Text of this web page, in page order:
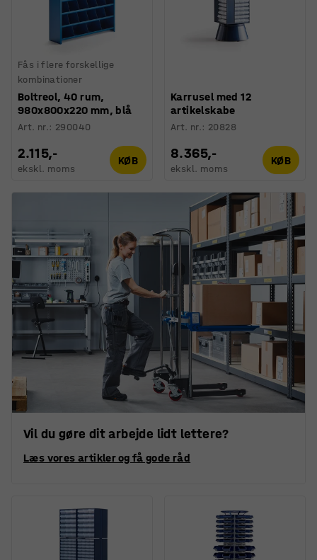
Fås i flere forskellige
kombinationer
Boltreol, 40 rum,
980x800x220 mm, blå
Art. nr.: 290040
2.115,-
ekskl. moms
KØB
Karrusel med 12
artikelskabe
Art. nr.: 20828
8.365,-
ekskl. moms
KØB
Vil du gøre dit arbejde lidt lettere?
Læs vores artikler og få gode råd